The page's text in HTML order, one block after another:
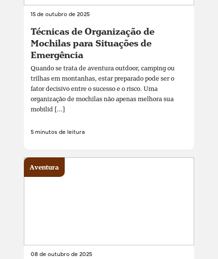
15 de outubro de 2025
Técnicas de Organização de
Mochilas para Situações de
Emergência
Quando se trata de aventura outdoor, camping ou
trilhas em montanhas, estar preparado pode ser o
fator decisivo entre o sucesso e o risco. Uma
organização de mochilas não apenas melhora sua
mobilid [...]
5 minutos de leitura
08 de outubro de 2025
Aventura